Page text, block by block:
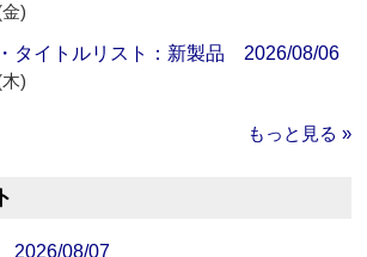
)
タイトルリスト：新製品 2026/08/06
)
もっと見る »
2026/08/07